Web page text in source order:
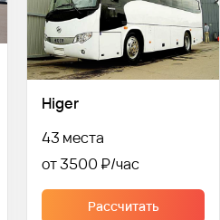
Higer
43 места
от 3500 ₽
Рассчитать